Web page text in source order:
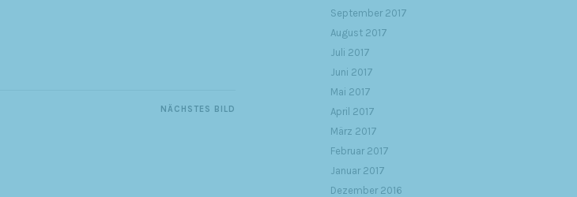
NÄCHSTES BILD
September 2017
August 2017
Juli 2017
Juni 2017
Mai 2017
April 2017
März 2017
Februar 2017
Januar 2017
Dezember 2016